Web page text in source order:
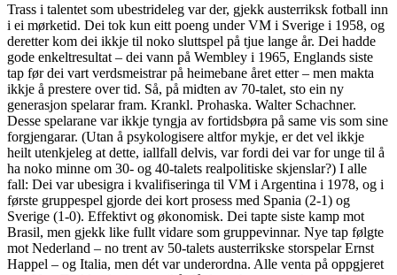
Trass i talentet som ubestrideleg var der, gjekk austerriksk fotball inn
i ei mørketid. Dei tok kun eitt poeng under VM i Sverige i 1958, og
deretter kom dei ikkje til noko sluttspel på tjue lange år. Dei hadde
gode enkeltresultat – dei vann på Wembley i 1965, Englands siste
tap før dei vart verdsmeistrar på heimebane året etter – men makta
ikkje å prestere over tid. Så, på midten av 70-talet, sto ein ny
generasjon spelarar fram. Krankl. Prohaska. Walter Schachner.
Desse spelarane var ikkje tyngja av fortidsbøra på same vis som sine
forgjengarar. (Utan å psykologisere altfor mykje, er det vel ikkje
heilt utenkjeleg at dette, iallfall delvis, var fordi dei var for unge til å
ha noko minne om 30- og 40-talets realpolitiske skjenslar?) I alle
fall: Dei var ubesigra i kvalifiseringa til VM i Argentina i 1978, og i
første gruppespel gjorde dei kort prosess med Spania (2-1) og
Sverige (1-0). Effektivt og økonomisk. Dei tapte siste kamp mot
Brasil, men gjekk like fullt vidare som gruppevinnar. Nye tap følgte
mot Nederland – no trent av 50-talets austerrikske storspelar Ernst
Happel – og Italia, men dét var underordna. Alle venta på oppgjeret